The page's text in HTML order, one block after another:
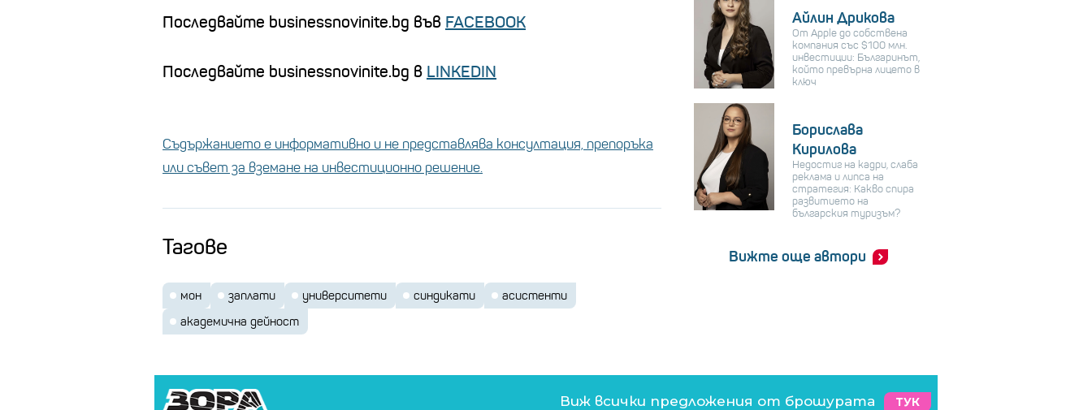
Последвайте businessnovinite.bg във FACEBOOK
Последвайте businessnovinite.bg в LINKEDIN
Съдържанието е информативно и не представлява консултация, препоръка
или съвет за вземане на инвестиционно решение.
Тагове
мон заплати университети синдикати
асистенти
академична дейност
Айлин Дрикова
От Apple до собствена
компания със $100 млн.
инвестиции: Българинът,
който превърна лицето в
ключ
Борислава
Кирилова
Недостиг на кадри, слаба
реклама и липса на
стратегия: Какво спира
развитието на
българския туризъм?
Вижте още автори
Виж всички предложения от брошурата ТУК